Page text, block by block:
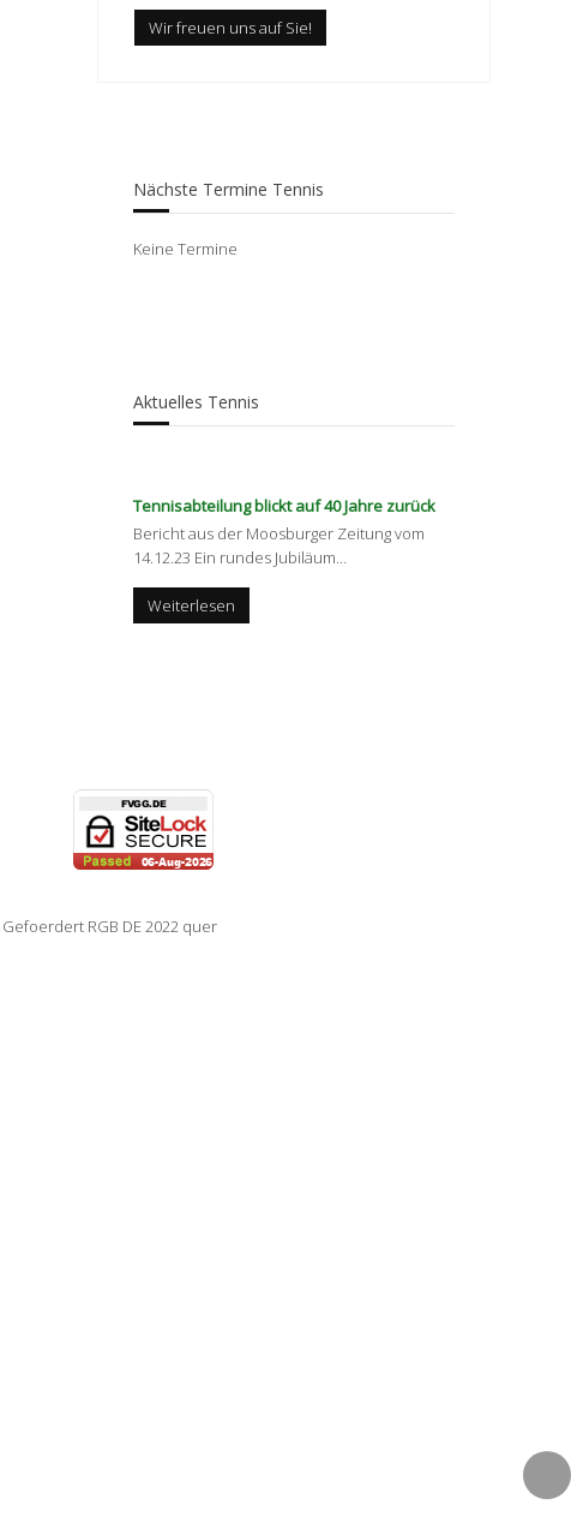
Wir freuen uns auf Sie!
Nächste Termine Tennis
Keine Termine
Aktuelles Tennis
Tennisabteilung blickt auf 40 Jahre zurück
Bericht aus der Moosburger Zeitung vom
14.12.23 Ein rundes Jubiläum…
Weiterlesen